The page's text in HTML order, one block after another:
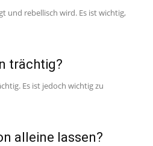
und rebellisch wird. Es ist wichtig,
trächtig?
Es ist jedoch wichtig zu
alleine lassen?